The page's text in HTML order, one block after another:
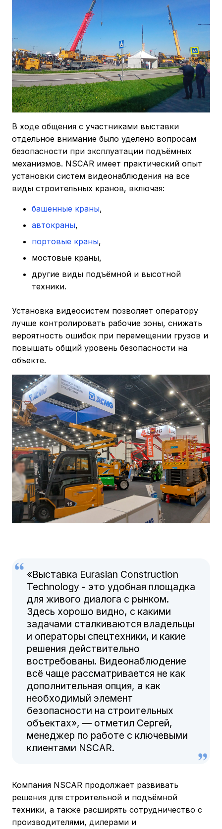
В ходе общения с участниками выставки
отдельное внимание было уделено вопросам
безопасности при эксплуатации подъёмных
механизмов. NSCAR имеет практический опыт
установки систем видеонаблюдения на все
виды строительных кранов, включая:
башенные краны,
автокраны,
портовые краны,
мостовые краны,
другие виды подъёмной и высотной
техники.
Установка видеосистем позволяет оператору
лучше контролировать рабочие зоны, снижать
вероятность ошибок при перемещении грузов и
повышать общий уровень безопасности на
объекте.
«Выставка Eurasian Construction
Technology - это удобная площадка
для живого диалога с рынком.
Здесь хорошо видно, с какими
задачами сталкиваются владельцы
и операторы спецтехники, и какие
решения действительно
востребованы. Видеонаблюдение
всё чаще рассматривается не как
дополнительная опция, а как
необходимый элемент
безопасности на строительных
объектах», — отметил Сергей,
менеджер по работе с ключевыми
клиентами NSCAR.
Компания NSCAR продолжает развивать
решения для строительной и подъёмной
техники, а также расширять сотрудничество с
производителями, дилерами и